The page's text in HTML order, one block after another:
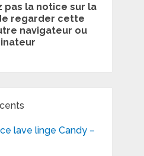
pas la notice sur la
regarder cette
navigateur ou
lave linge Candy –